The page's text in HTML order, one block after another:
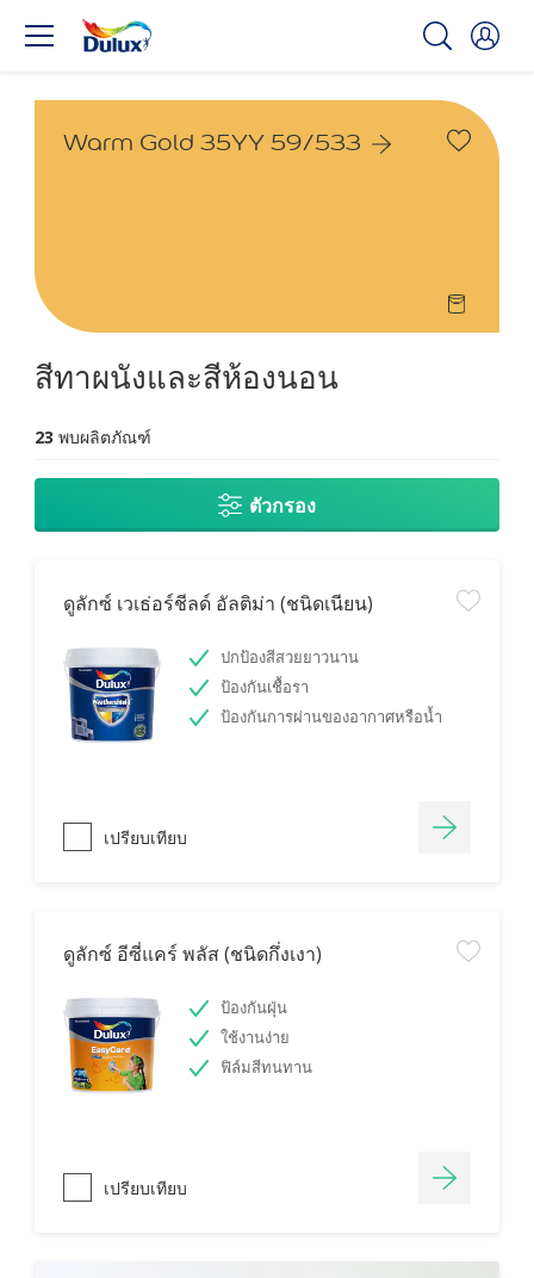
Warm Gold 35YY 59/533
สีทาผนังและสีห้องนอน
23 พบผลิตภัณฑ์
ตัวกรอง
ดูลักซ์ เวเธ่อร์ชีลด์ อัลติม่า (ชนิดเนียน)
ปกป้องสีสวยยาวนาน
ป้องกันเชื้อรา
ป้องกันการผ่านของอากาศหรือน้ำ
เปรียบเทียบ
ดูลักซ์ อีซี่แคร์ พลัส (ชนิดกึ่งเงา)
ป้องกันฝุ่น
ใช้งานง่าย
ฟิล์มสีทนทาน
เปรียบเทียบ